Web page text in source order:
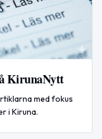
KirunaNytt
med fokus
i Kiruna.